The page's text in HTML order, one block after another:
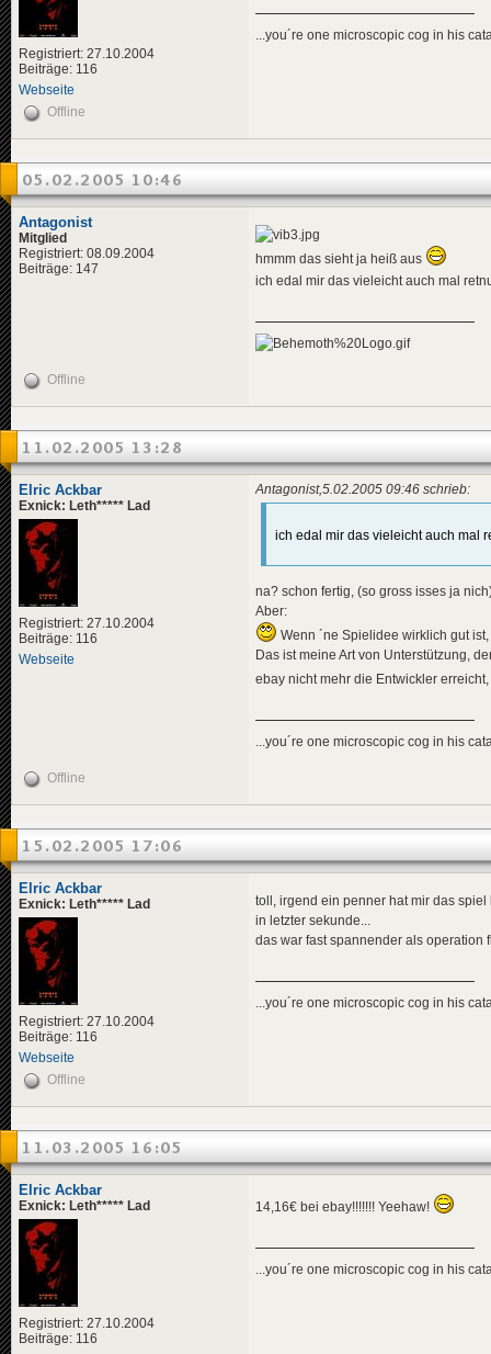
Registriert: 27.10.2004
Beiträge: 116
Webseite
...you´re one microscopic cog in his
Offline
05.02.2005 10:46
Antagonist
Mitglied
Registriert: 08.09.2004
Beiträge: 147
hmmm das sieht ja heiß aus
ich edal mir das vieleicht auch mal
Offline
11.02.2005 13:28
Elric Ackbar
Exnick: Leth***** Lad
Registriert: 27.10.2004
Beiträge: 116
Webseite
Antagonist,5.02.2005 09:46 schrieb:
ich edal mir das vieleicht auch mal
na? schon fertig, (so gross isses ja
Aber:
Wenn ´ne Spielidee wirklich gut
Das ist meine Art von Unterstützung,
ebay nicht mehr die Entwickler
...you´re one microscopic cog in his
Offline
15.02.2005 17:06
Elric Ackbar
Exnick: Leth***** Lad
Registriert: 27.10.2004
Beiträge: 116
Webseite
toll, irgend ein penner hat mir das
in letzter sekunde...
das war fast spannender als operation
...you´re one microscopic cog in his
Offline
11.03.2005 16:05
Elric Ackbar
Exnick: Leth***** Lad
Registriert: 27.10.2004
Beiträge: 116
14,16€ bei ebay!!!!!!! Yeehaw!
...you´re one microscopic cog in his